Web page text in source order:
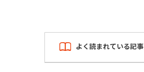
よく読まれている記事